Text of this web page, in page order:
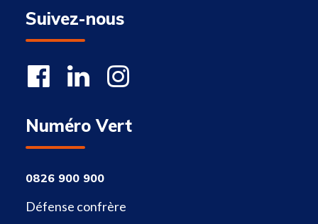
Suivez-nous
Numéro Vert
0826 900 900
Défense confrère